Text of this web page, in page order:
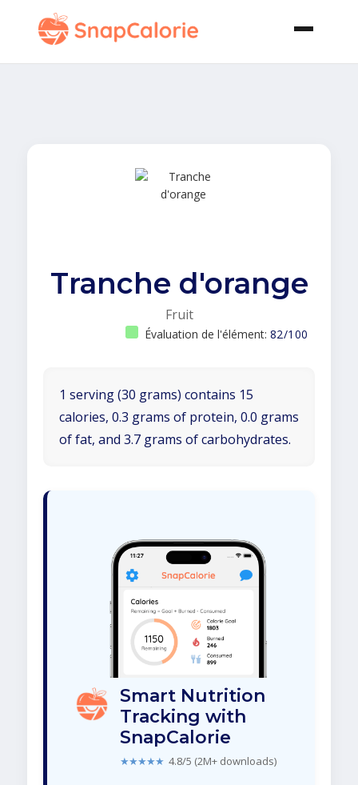
Tranche d'orange
Fruit
Évaluation de l'élément: 82/100
1 serving (30 grams) contains 15
calories, 0.3 grams of protein, 0.0 grams
of fat, and 3.7 grams of carbohydrates.
Smart Nutrition
Tracking with
SnapCalorie
★★★★★ 4.8/5 (2M+ downloads)